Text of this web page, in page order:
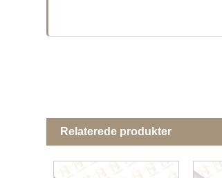
Relaterede produkter